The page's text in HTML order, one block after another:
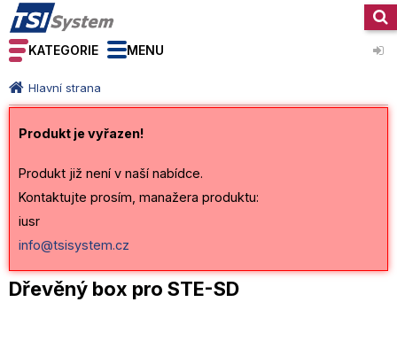
KATEGORIE MENU
Hlavní strana
Produkt je vyřazen!
Produkt již není v naší nabídce.
Kontaktujte prosím, manažera produktu:
iusr
info@tsisystem.cz
Dřevěný box pro STE-SD